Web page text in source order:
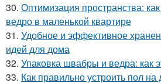
30. Оптимизация пространства:
ведро в маленькой квартире
31. Удобное и эффективное
идей для дома
32. Упаковка швабры и ведра: как
33. Как правильно устроить пол